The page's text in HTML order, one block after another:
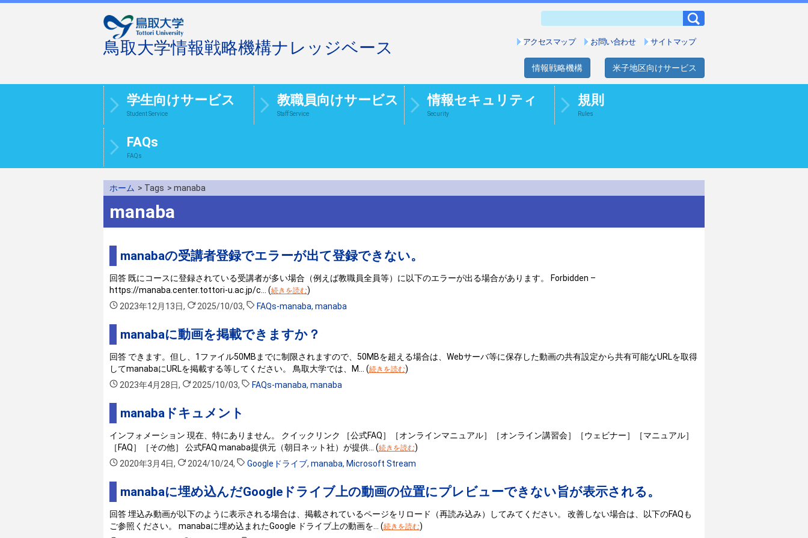
鳥取大学情報戦略機構ナレッジベース アクセスマップ お問い合わせ サイトマップ
情報戦略機構 米子地区向けサービス
学生向けサービス
Student Service
教職員向けサービス
Staff Service
情報セキュリティ
Security
規則
Rules
FAQs
FAQs
ホーム > Tags > manaba
manaba
manabaの受講者登録でエラーが出て登録できない。
回答 既にコースに登録されている受講者が多い場合（例えば教職員全員等）に以下のエラーが出る場合があります。 Forbidden –
https://manaba.center.tottori-u.ac.jp/c… (続きを読む)
2023年12月13日, 2025/10/03, FAQs-manaba, manaba
manabaに動画を掲載できますか？
回答 できます。但し、1ファイル50MBまでに制限されますので、50MBを超える場合は、Webサーバ等に保存した動画の共有設定から共有可能なURLを取得
してmanabaにURLを掲載する等してください。 鳥取大学では、M… (続きを読む)
2023年4月28日, 2025/10/03, FAQs-manaba, manaba
manabaドキュメント
インフォメーション 現在、特にありません。 クイックリンク ［公式FAQ］［オンラインマニュアル］［オンライン講習会］［ウェビナー］［マニュアル］
［FAQ］［その他］ 公式FAQ manaba提供元（朝日ネット社）が提供… (続きを読む)
2020年3月4日, 2024/10/24, Googleドライブ, manaba, Microsoft Stream
manabaに埋め込んだGoogleドライブ上の動画の位置にプレビューできない旨が表示される。
回答 埋込み動画が以下のように表示される場合は、掲載されているページをリロード（再読み込み）してみてください。 改善しない場合は、以下のFAQも
ご参照ください。 manabaに埋め込まれたGoogle ドライブ上の動画を… (続きを読む)